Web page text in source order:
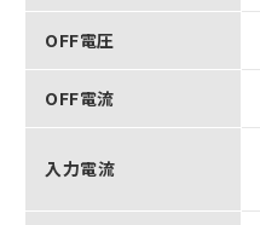
OFF電圧
OFF電流
入力電流